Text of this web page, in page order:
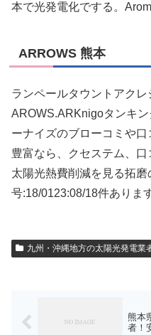
本で光発電化でする。Arom
ARROWS 熊本
ランペールタウントアク
AROWS.ARKnigoタンキ
ーナイズのブローコミや
豊富なら、クセステム、
太陽光熱費削減を見る拓
号:18/0123:08/18件ありま
九州・沖縄地方の太陽光発電業
熊本
者！